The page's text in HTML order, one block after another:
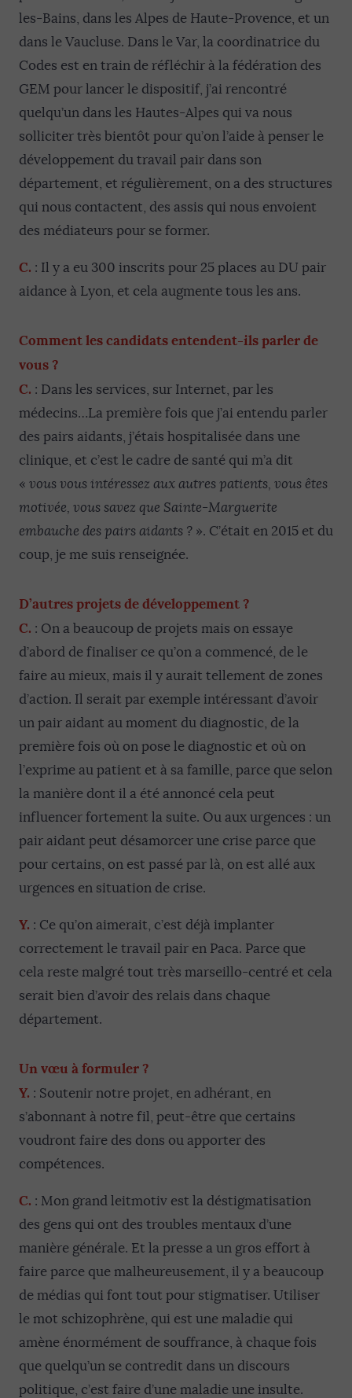
les-Bains, dans les Alpes de Haute-Provence, et un
dans le Vaucluse. Dans le Var, la coordinatrice du
Codes est en train de réfléchir à la fédération des
GEM pour lancer le dispositif, j’ai rencontré
quelqu’un dans les Hautes-Alpes qui va nous
solliciter très bientôt pour qu’on l’aide à penser le
développement du travail pair dans son
département, et régulièrement, on a des structures
qui nous contactent, des assis qui nous envoient
des médiateurs pour se former.
C. : Il y a eu 300 inscrits pour 25 places au DU pair
aidance à Lyon, et cela augmente tous les ans.
Comment les candidats entendent-ils parler de
vous ?
C. : Dans les services, sur Internet, par les
médecins…La première fois que j’ai entendu parler
des pairs aidants, j’étais hospitalisée dans une
clinique, et c’est le cadre de santé qui m’a dit
« vous vous intéressez aux autres patients, vous êtes
motivée, vous savez que Sainte-Marguerite
embauche des pairs aidants ? ». C’était en 2015 et du
coup, je me suis renseignée.
D’autres projets de développement ?
C. : On a beaucoup de projets mais on essaye
d’abord de finaliser ce qu’on a commencé, de le
faire au mieux, mais il y aurait tellement de zones
d’action. Il serait par exemple intéressant d’avoir
un pair aidant au moment du diagnostic, de la
première fois où on pose le diagnostic et où on
l’exprime au patient et à sa famille, parce que selon
la manière dont il a été annoncé cela peut
influencer fortement la suite. Ou aux urgences : un
pair aidant peut désamorcer une crise parce que
pour certains, on est passé par là, on est allé aux
urgences en situation de crise.
Y. : Ce qu’on aimerait, c’est déjà implanter
correctement le travail pair en Paca. Parce que
cela reste malgré tout très marseillo-centré et cela
serait bien d’avoir des relais dans chaque
département.
Un vœu à formuler ?
Y. : Soutenir notre projet, en adhérant, en
s’abonnant à notre fil, peut-être que certains
voudront faire des dons ou apporter des
compétences.
C. : Mon grand leitmotiv est la déstigmatisation
des gens qui ont des troubles mentaux d’une
manière générale. Et la presse a un gros effort à
faire parce que malheureusement, il y a beaucoup
de médias qui font tout pour stigmatiser. Utiliser
le mot schizophrène, qui est une maladie qui
amène énormément de souffrance, à chaque fois
que quelqu’un se contredit dans un discours
politique, c’est faire d’une maladie une insulte.